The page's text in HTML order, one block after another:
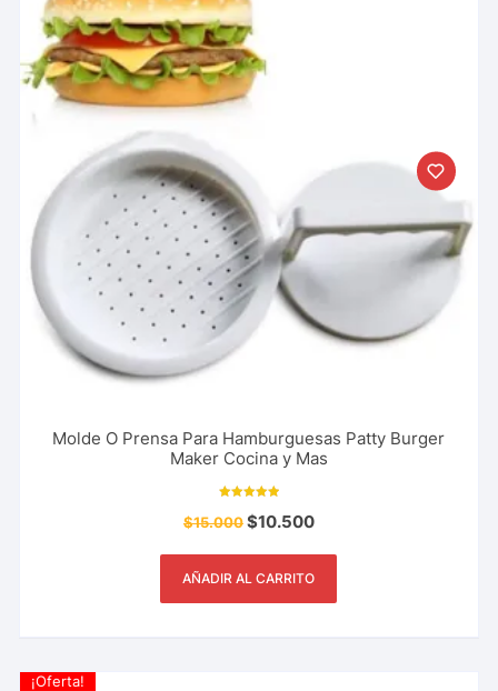
Molde O Prensa Para Hamburguesas Patty Burger
Maker Cocina y Mas
5.00
de 5
$15.000$10.500
AÑADIR AL CARRITO
¡Oferta!